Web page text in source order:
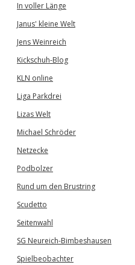
In voller Länge
Janus' kleine Welt
Jens Weinreich
Kickschuh-Blog
KLN online
Liga Parkdrei
Lizas Welt
Michael Schröder
Netzecke
Podbolzer
Rund um den Brustring
Scudetto
Seitenwahl
SG Neureich-Bimbeshausen
Spielbeobachter